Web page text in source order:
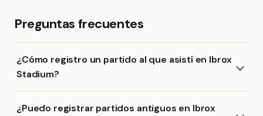
Preguntas frecuentes
¿Cómo registro un partido al que asistí en Ibrox
Stadium?
¿Puedo registrar partidos antiguos en Ibrox